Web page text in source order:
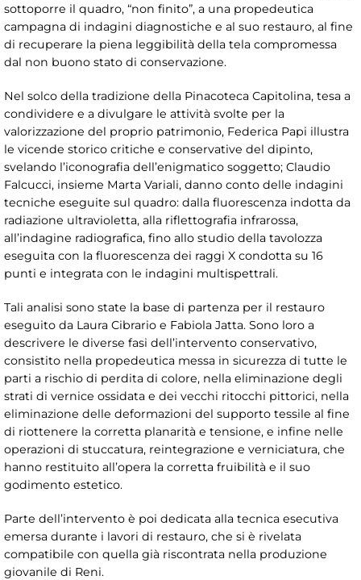
sottoporre il quadro, “non finito”, a una propedeutica
campagna di indagini diagnostiche e al suo restauro, al fine
di recuperare la piena leggibilità della tela compromessa
dal non buono stato di conservazione.
Nel solco della tradizione della Pinacoteca Capitolina, tesa a
condividere e a divulgare le attività svolte per la
valorizzazione del proprio patrimonio, Federica Papi illustra
le vicende storico critiche e conservative del dipinto,
svelando l’iconografia dell’enigmatico soggetto; Claudio
Falcucci, insieme Marta Variali, danno conto delle indagini
tecniche eseguite sul quadro: dalla fluorescenza indotta da
radiazione ultravioletta, alla riflettografia infrarossa,
all’indagine radiografica, fino allo studio della tavolozza
eseguita con la fluorescenza dei raggi X condotta su 16
punti e integrata con le indagini multispettrali.
Tali analisi sono state la base di partenza per il restauro
eseguito da Laura Cibrario e Fabiola Jatta. Sono loro a
descrivere le diverse fasi dell’intervento conservativo,
consistito nella propedeutica messa in sicurezza di tutte le
parti a rischio di perdita di colore, nella eliminazione degli
strati di vernice ossidata e dei vecchi ritocchi pittorici, nella
eliminazione delle deformazioni del supporto tessile al fine
di riottenere la corretta planarità e tensione, e infine nelle
operazioni di stuccatura, reintegrazione e verniciatura, che
hanno restituito all’opera la corretta fruibilità e il suo
godimento estetico.
Parte dell’intervento è poi dedicata alla tecnica esecutiva
emersa durante i lavori di restauro, che si è rivelata
compatibile con quella già riscontrata nella produzione
giovanile di Reni.